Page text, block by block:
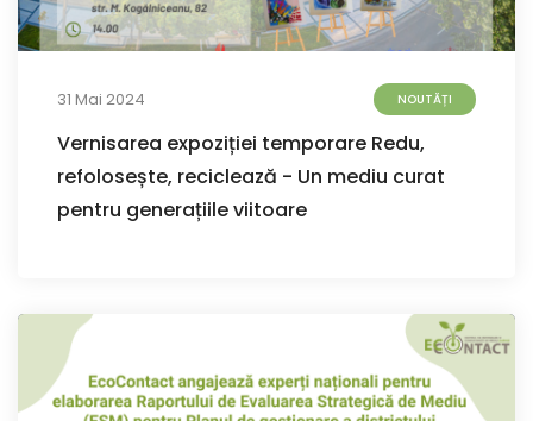
31 Mai 2024 NOUTĂȚI
Vernisarea expoziției temporare Redu,
refolosește, reciclează - Un mediu curat
pentru generațiile viitoare